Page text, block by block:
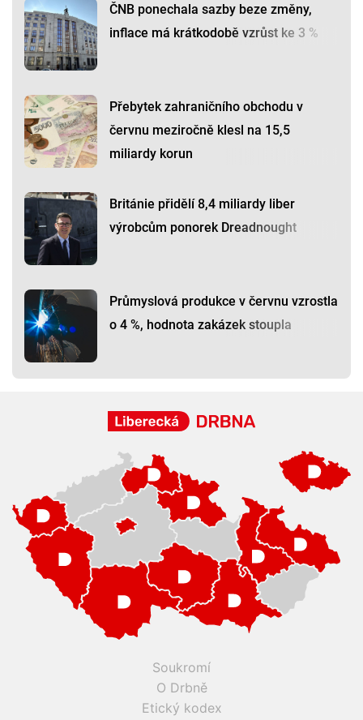
ČNB ponechala sazby beze změny,
inflace má krátkodobě vzrůst ke 3 %
Přebytek zahraničního obchodu v
červnu meziročně klesl na 15,5
miliardy korun
Británie přidělí 8,4 miliardy liber
výrobcům ponorek Dreadnought
Průmyslová produkce v červnu vzrostla
o 4 %, hodnota zakázek stoupla
Soukromí
O Drbně
Etický kodex